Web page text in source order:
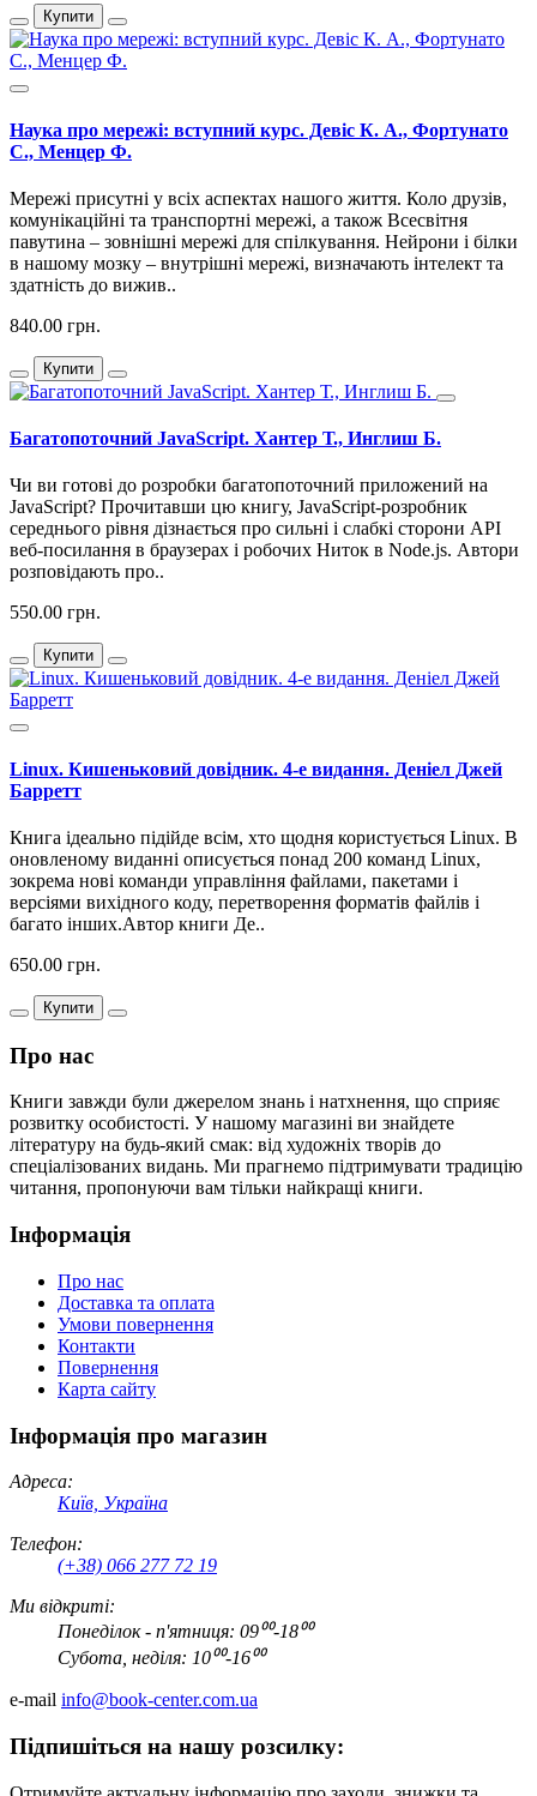
Купити
Наука про мережі: вступний курс. Девіс К. А., Фортунато
С., Менцер Ф.
Мережі присутні у всіх аспектах нашого життя. Коло друзів,
комунікаційні та транспортні мережі, а також Всесвітня
павутина – зовнішні мережі для спілкування. Нейрони і білки
в нашому мозку – внутрішні мережі, визначають інтелект та
здатність до вижив..
840.00 грн.
Купити
Багатопоточний JavaScript. Хантер Т., Инглиш Б.
Чи ви готові до розробки багатопоточний приложений на
JavaScript? Прочитавши цю книгу, JavaScript-розробник
середнього рівня дізнається про сильні і слабкі сторони API
веб-посилання в браузерах і робочих Ниток в Node.js. Автори
розповідають про..
550.00 грн.
Купити
Linux. Кишеньковий довідник. 4-е видання. Деніел Джей
Барретт
Книга ідеально підійде всім, хто щодня користується Linux. В
оновленому виданні описується понад 200 команд Linux,
зокрема нові команди управління файлами, пакетами і
версіями вихідного коду, перетворення форматів файлів і
багато інших.Автор книги Де..
650.00 грн.
Купити
Про нас
Книги завжди були джерелом знань і натхнення, що сприяє
розвитку особистості. У нашому магазині ви знайдете
літературу на будь-який смак: від художніх творів до
спеціалізованих видань. Ми прагнемо підтримувати традицію
читання, пропонуючи вам тільки найкращі книги.
Інформація
Про нас
Доставка та оплата
Умови повернення
Контакти
Повернення
Карта сайту
Інформація про магазин
Адреса:
Київ, Україна
Телефон:
(+38) 066 277 72 19
Ми відкриті:
Понеділок - п'ятниця: 09⁰⁰-18⁰⁰
Субота, неділя: 10⁰⁰-16⁰⁰
e-mail info@book-center.com.ua
Підпишіться на нашу розсилку: